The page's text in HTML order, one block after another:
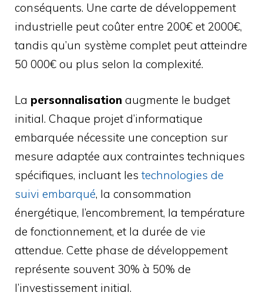
conséquents. Une carte de développement
industrielle peut coûter entre 200€ et 2000€,
tandis qu’un système complet peut atteindre
50 000€ ou plus selon la complexité.
La personnalisation augmente le budget
initial. Chaque projet d’informatique
embarquée nécessite une conception sur
mesure adaptée aux contraintes techniques
spécifiques, incluant les technologies de
suivi embarqué, la consommation
énergétique, l’encombrement, la température
de fonctionnement, et la durée de vie
attendue. Cette phase de développement
représente souvent 30% à 50% de
l’investissement initial.